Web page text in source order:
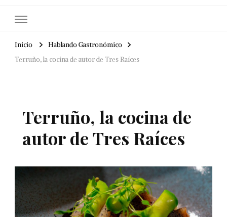
Inicio
Hablando Gastronómico
Terruño, la cocina de autor de Tres Raíces
Terruño, la cocina de
autor de Tres Raíces